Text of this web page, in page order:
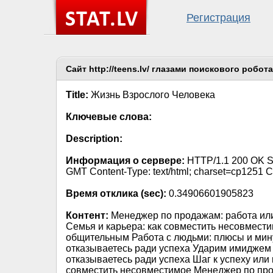
Регистрация
Сайт http://teens.lv/ глазами поискового робота
Title: Жизнь Взрослого Человека
Ключевые слова:
Description:
Информация о сервере: HTTP/1.1 200 OK
GMT Content-Type: text/html; charset=cp1251
Время отклика (sec): 0.34906601905823
Контент: Менеджер по продажам: работа
Семья и карьера: как совместить
общительным Работа с людьми: плюсы и
отказываетесь ради успеха Ударим
отказываетесь ради успеха Шаг к успеху
совместить несовместимое Менеджер по